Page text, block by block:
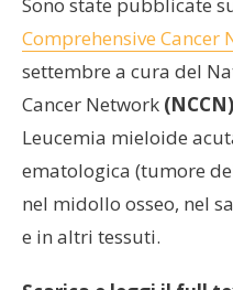
Comprehensive Cancer
settembre a cura del
Cancer Network (NCCN)
Leucemia mieloide
ematologica (tumore
nel midollo osseo, nel
e in altri tessuti.